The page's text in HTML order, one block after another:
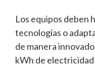
Los equipos deben
tecnologías o
de manera
kWh de